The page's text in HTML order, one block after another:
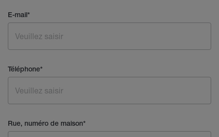
E-mail*
Téléphone*
Rue, numéro de maison*